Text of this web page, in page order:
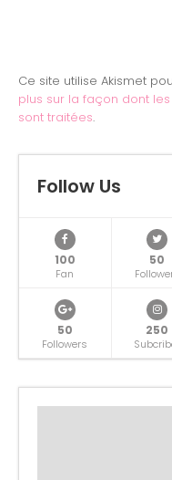
Ce site utilise Akismet
plus sur la façon dont
sont traitées.
Follow Us
100
Fan
50
50
Followers
250